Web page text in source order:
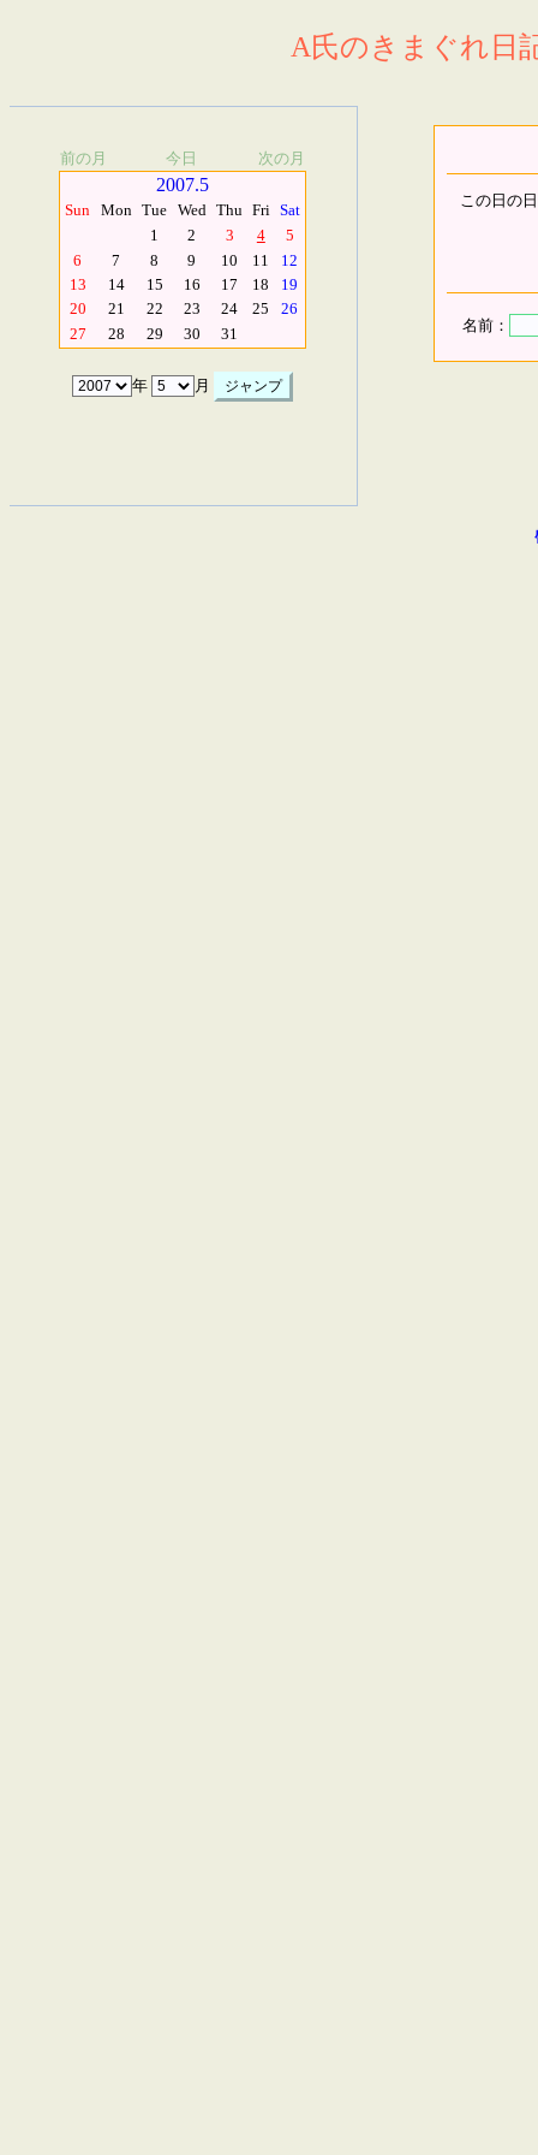
A氏のきまぐれ日
前の月 今日 次の月
2007.5
Sun Mon Tue Wed Thu Fri Sat
1
2 3 4
5
6
7 8 9 10 11
12
13
14 15 16 17 18
19
20
21 22 23 24 25
26
27
28 29 30 31
年 月
この日の
名前：